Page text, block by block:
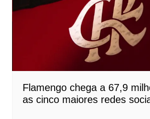
Flamengo chega a 67,9
as cinco maiores redes